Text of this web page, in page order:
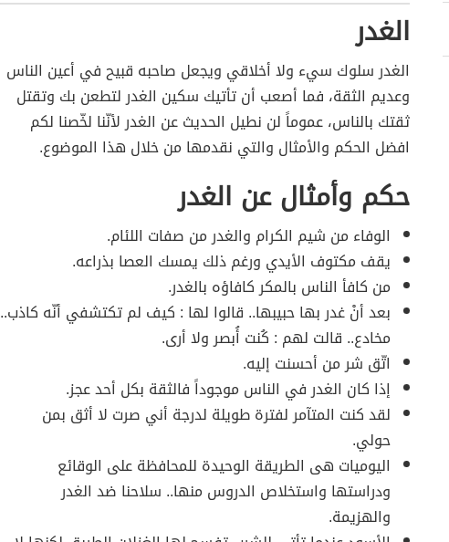
الغدر
الغدر سلوك سيء ولا أخلاقي ويجعل صاحبه قبيح في أعين الناس
وعديم الثقة، فما أصعب أن تأتيك سكين الغدر لتطعن بك وتقتل
ثقتك بالناس، عموماً لن نطيل الحديث عن الغدر لأنّنا لخّصنا لكم
افضل الحكم والأمثال والتي نقدمها من خلال هذا الموضوع.
حكم وأمثال عن الغدر
الوفاء من شيم الكرام والغدر من صفات اللئام.
يقف مكتوف الأيدي ورغم ذلك يمسك العصا بذراعه.
من كافأ الناس بالمكر كافاؤه بالغدر.
بعد أنْ غدر بها حبيبها.. قالوا لها : كيف لم تكتشفي أنّه كاذب..
مخادع.. قالت لهم : كُنت أُبصر ولا أرى.
اتّق شر من أحسنت إليه.
إذا كان الغدر في الناس موجوداً فالثقة بكل أحد عجز.
لقد كنت المتآمر لفترة طويلة لدرجة أني صرت لا أثق بمن
حولي.
اليوميات هى الطريقة الوحيدة للمحافظة على الوقائع
ودراستها واستخلاص الدروس منها.. سلاحنا ضد الغدر
والهزيمة.